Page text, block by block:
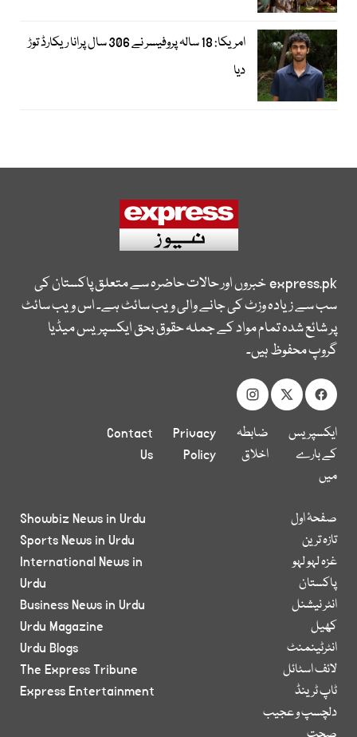
امریکا: 18 سالہ پروفیسر نے 306 سال پرانا ریکارڈ توڑ
دیا
express.pkخبروں اور حالات حاضرہ سے متعلق پاکستان کی
سب سے زیادہ وزٹ کی جانے والی ویب سائٹ ہے۔ اس ویب سائٹ
پر شائع شدہ تمام مواد کے جملہ حقوق بحق ایکسپریس میڈیا
گروپ محفوظ ہیں۔
ایکسپریس
کے بارے
میں
ضابطہ
اخلاق
Privacy
Policy
Contact
Us
صفحۂ اول
تازہ ترین
غزہ لہو لہو
پاکستان
انٹر نیشنل
کھیل
انٹرٹینمنٹ
لائف اسٹائل
ٹاپ ٹرینڈ
دلچسپ و عجیب
Showbiz News in Urdu
Sports News in Urdu
International News in
Urdu
Business News in Urdu
Urdu Magazine
Urdu Blogs
The Express Tribune
Express Entertainment